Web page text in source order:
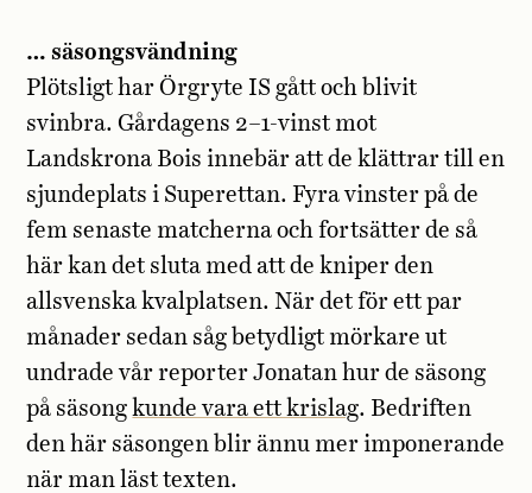
… säsongsvändning
Plötsligt har Örgryte IS gått och blivit
svinbra. Gårdagens 2–1-vinst mot
Landskrona Bois innebär att de klättrar till en
sjundeplats i Superettan. Fyra vinster på de
fem senaste matcherna och fortsätter de så
här kan det sluta med att de kniper den
allsvenska kvalplatsen. När det för ett par
månader sedan såg betydligt mörkare ut
undrade vår reporter Jonatan hur de säsong
på säsong kunde vara ett krislag. Bedriften
den här säsongen blir ännu mer imponerande
när man läst texten.